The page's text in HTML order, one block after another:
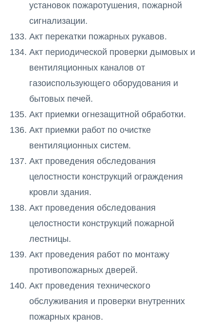
установок пожаротушения, пожарной
сигнализации.
Акт перекатки пожарных рукавов.
Акт периодической проверки дымовых и
вентиляционных каналов от
газоиспользующего оборудования и
бытовых печей.
Акт приемки огнезащитной обработки.
Акт приемки работ по очистке
вентиляционных систем.
Акт проведения обследования
целостности конструкций ограждения
кровли здания.
Акт проведения обследования
целостности конструкций пожарной
лестницы.
Акт проведения работ по монтажу
противопожарных дверей.
Акт проведения технического
обслуживания и проверки внутренних
пожарных кранов.